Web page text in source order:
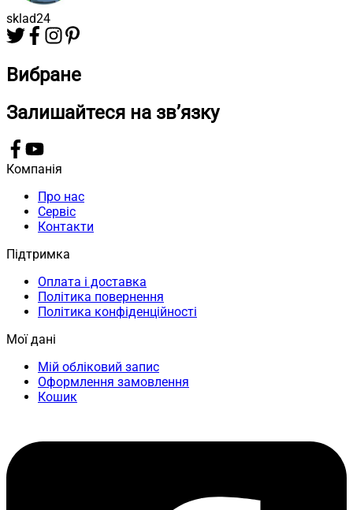
sklad24
Вибране
Залишайтеся на зв’язку
Компанія
Про нас
Сервіс
Контакти
Підтримка
Оплата і доставка
Політика повернення
Політика конфіденційності
Мої дані
Мій обліковий запис
Оформлення замовлення
Кошик